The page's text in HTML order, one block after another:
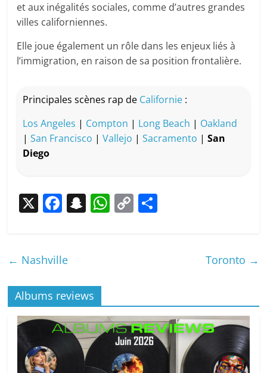
et aux inégalités sociales, comme d’autres grandes
villes californiennes.
Elle joue également un rôle dans les enjeux liés à
l’immigration, en raison de sa position frontalière.
Principales scènes rap de Californie :
Los Angeles | Compton | Long Beach | Oakland
|San Francisco |Vallejo |Sacramento |San
Diego
X F
e
b
o
o
k
S
c
h
at
W
p
C
k
← Nashville Toronto →
Albums reviews